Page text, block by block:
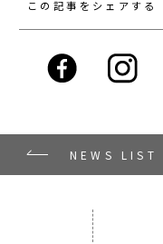
この記事をシェアする
NEWS LIST